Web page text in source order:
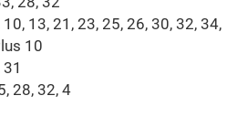
13, 21, 23, 25, 26, 30, 32, 34,
10
28, 32, 4